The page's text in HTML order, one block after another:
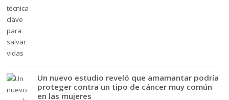
Un nuevo estudio reveló que amamantar podría
proteger contra un tipo de cáncer muy común
en las mujeres